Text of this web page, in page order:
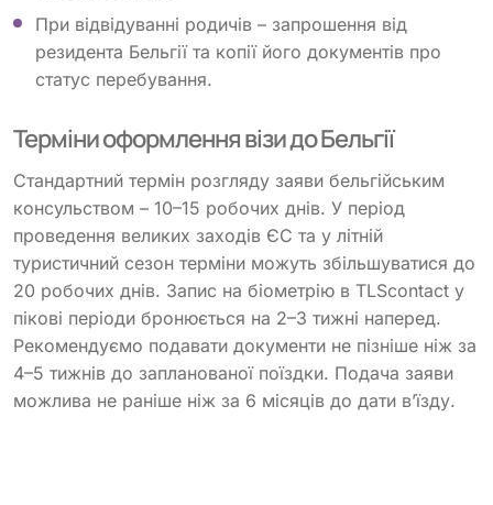
При відвідуванні родичів – запрошення від
резидента Бельгії та копії його документів про
статус перебування.
Терміни оформлення візи до Бельгії
Стандартний термін розгляду заяви бельгійським
консульством – 10–15 робочих днів. У період
проведення великих заходів ЄС та у літній
туристичний сезон терміни можуть збільшуватися до
20 робочих днів. Запис на біометрію в TLScontact у
пікові періоди бронюється на 2–3 тижні наперед.
Рекомендуємо подавати документи не пізніше ніж за
4–5 тижнів до запланованої поїздки. Подача заяви
можлива не раніше ніж за 6 місяців до дати в’їзду.